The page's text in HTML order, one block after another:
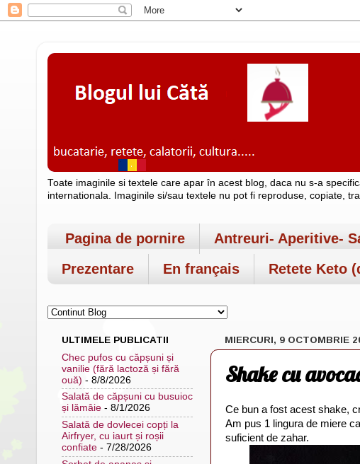
Toate imaginile si textele care apar în acest blog, daca nu s-a
internationala. Imaginile si/sau textele nu pot fi reproduse, copiate,
Pagina de pornire Antreuri- Aperitive-
Prezentare
En français Retete Keto
MIERCURI, 9 OCTOMBRIE
Shake cu
Ce bun a fost acest shake,
Am pus 1 lingura de miere
suficient de zahar.
ULTIMELE PUBLICATII
Chec pufos cu căpșuni și
vanilie (fără lactoză și fără
ouă) - 8/8/2026
Salată de căpșuni cu busuioc
și lămâie - 8/1/2026
Salată de dovlecei copți la
Airfryer, cu iaurt și roșii
confiate - 7/28/2026